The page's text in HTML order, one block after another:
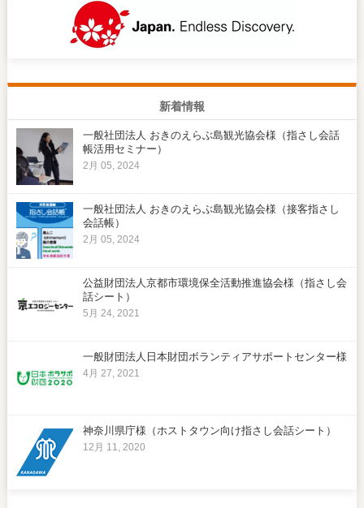
新着情報
一般社団法人 おきのえらぶ島観光協会様（指さし会話
帳活用セミナー）
2月 05, 2024
一般社団法人 おきのえらぶ島観光協会様（接客指さし
会話帳）
2月 05, 2024
公益財団法人京都市環境保全活動推進協会様（指さし会
話シート）
5月 24, 2021
一般財団法人日本財団ボランティアサポートセンター様
4月 27, 2021
神奈川県庁様（ホストタウン向け指さし会話シート）
12月 11, 2020